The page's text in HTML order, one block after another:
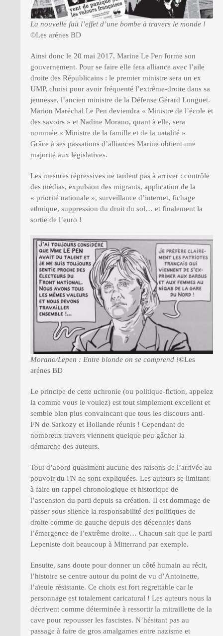
La nouvelle fait l’effet d’une bombe à travers le monde !
©Les arénes BD
Ainsi donc le 20 mai 2017, Marine Le Pen forme son
gouvernement. Pour se faire elle fera alliance avec l’aile
droite des Républicains : le premier ministre sera un ex
UMP, choisi pour avoir fréquenté l’extrême-droite dans sa
jeunesse, l’ancien ministre de la Défense Gérard Longuet.
Marion Maréchal Le Pen deviendra « Ministre de l’école et
des savoirs » et Nadine Morano, quant à elle, sera
nommée « Ministre de la famille et de la natalité »
Grâce à ses passations d’alliances Marine obtient une
majorité aux législatives.
Les mesures répressives ne tardent pas à arriver : contrôle
des médias, expulsion des migrants, application de la
« priorité nationale », surveillance d’internet, fichage
ethnique, suppression du droit du sol… et finalement la
sortie de l’euro !
Morano/Lepen : Entre blonde on se comprend !©Les
arénes BD
Le principe de cette uchronie (ou politique-fiction, appelez
la comme vous le voulez) est tout simplement excellent et
semble bien plus convaincant que tous les discours anti-
FN de Sarkozy et Hollande réunis ! Cependant de
nombreux travers viennent quelque peu gâcher la
démarche des auteurs.
Tout d’abord quasiment aucune des raisons de l’arrivée au
pouvoir du FN ne sont expliquées. Les auteurs se limitant
à faire un rappel chronologique et historique de
l’ascension du parti depuis sa création. Il est dommage de
passer sous silence la responsabilité des politiques de
droite comme de gauche depuis des décennies dans
l’émergence de l’extrême droite… Chacun sait que le parti
Lepeniste doit beaucoup à Mitterrand par exemple.
Ensuite, sans doute pour donner un côté humain au récit,
l’histoire se centre autour du point de vu d’Antoinette,
l’aïeule résistante. Ce choix est fort regrettable car le
personnage est totalement caricatural ! Les auteurs nous la
décrivent comme déterminée à ressortir la mitraillette de la
cave pour repousser les fascistes. N’hésitant pas au
passage à faire de gros amalgames entre nazisme et